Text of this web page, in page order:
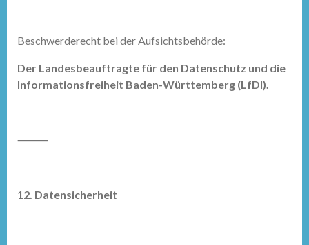
Beschwerderecht bei der Aufsichtsbehörde:
Der Landesbeauftragte für den Datenschutz und die
Informationsfreiheit Baden-Württemberg (LfDI).
⸻
12. Datensicherheit